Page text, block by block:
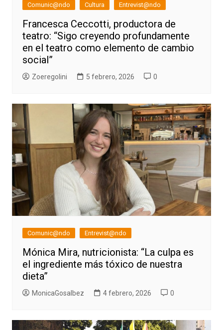
Comunic@ndo Cultura Entrevist@ndo
Francesca Ceccotti, productora de
teatro: “Sigo creyendo profundamente
en el teatro como elemento de cambio
social”
Zoeregolini 5 febrero, 2026 0
Comunic@ndo Entrevist@ndo
Mónica Mira, nutricionista: “La culpa es
el ingrediente más tóxico de nuestra
dieta”
MonicaGosalbez 4 febrero, 2026 0